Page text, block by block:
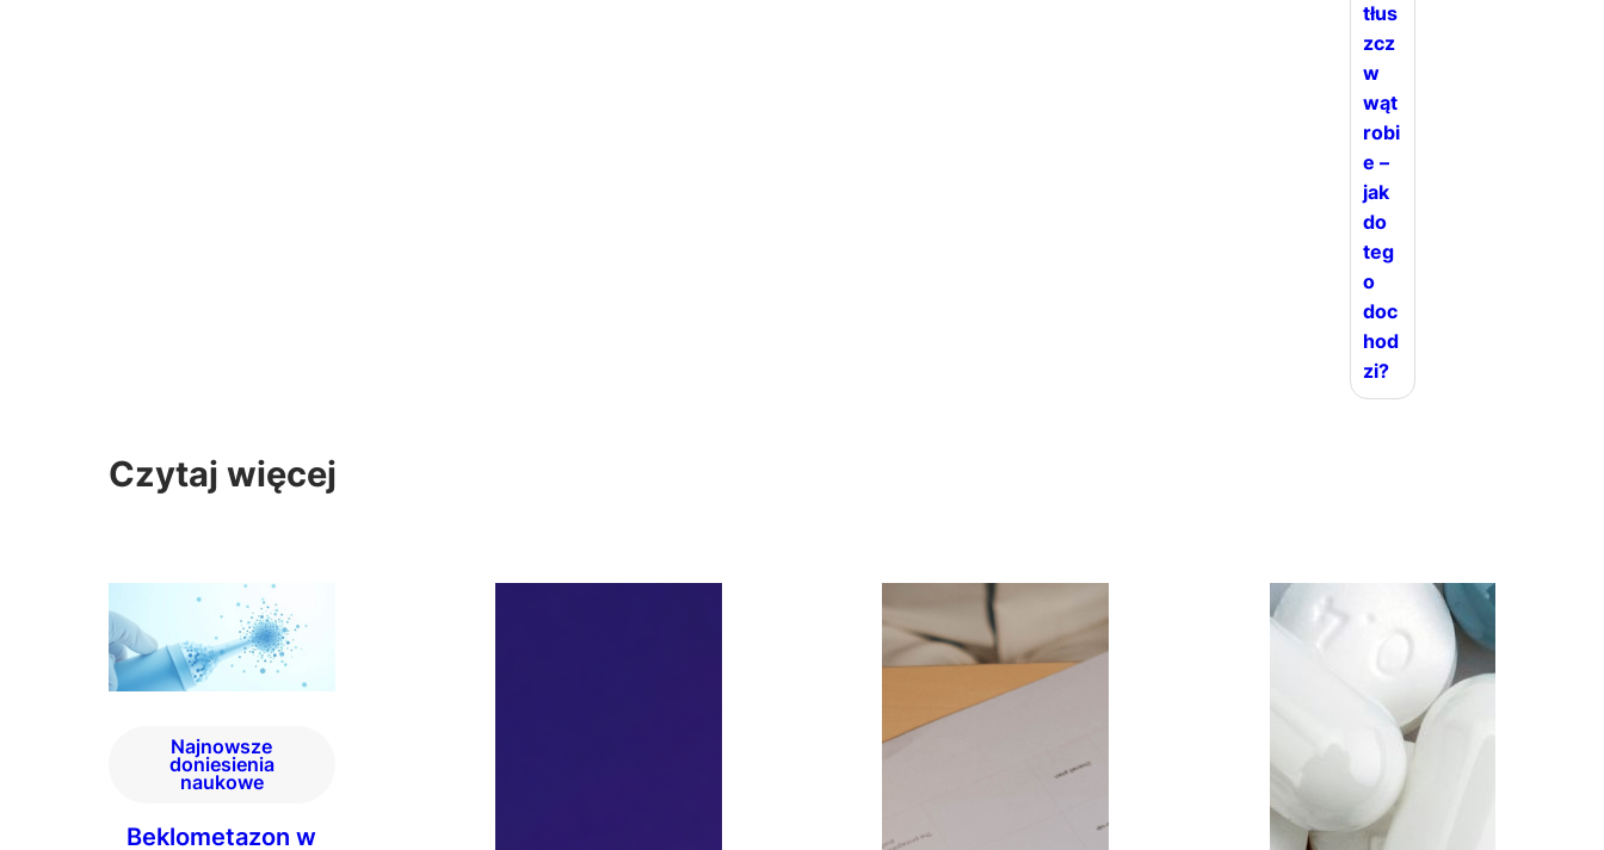
tłus
zcz
w
wąt
robi
e –
jak
do
teg
o
doc
hod
zi?
Czytaj więcej
Najnowsze
doniesienia
naukowe
Beklometazon w